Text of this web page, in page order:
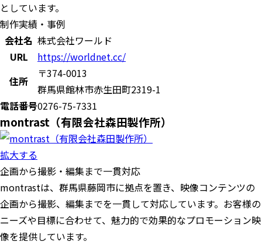
としています。
制作実績・事例
会社名 株式会社ワールド
URL
https://worldnet.cc/
住所
〒374-0013
群馬県館林市赤生田町2319-1
電話番号0276-75-7331
montrast（有限会社森田製作所）
拡大する
企画から撮影・編集まで一貫対応
montrastは、群馬県藤岡市に拠点を置き、映像コンテンツの
企画から撮影、編集までを一貫して対応しています。お客様の
ニーズや目標に合わせて、魅力的で効果的なプロモーション映
像を提供しています。